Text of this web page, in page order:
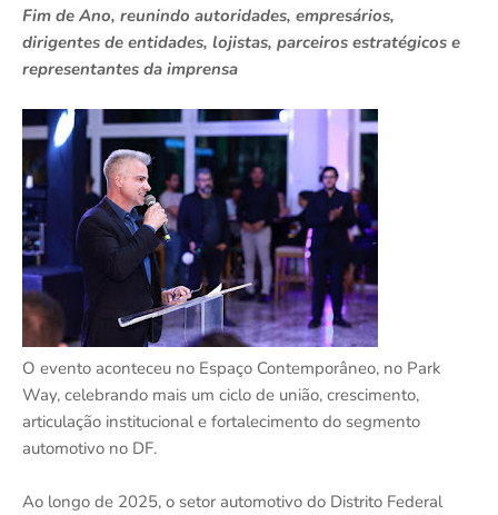
Fim de Ano, reunindo autoridades, empresários,
dirigentes de entidades, lojistas, parceiros estratégicos e
representantes da imprensa
O evento aconteceu no Espaço Contemporâneo, no Park
Way, celebrando mais um ciclo de união, crescimento,
articulação institucional e fortalecimento do segmento
automotivo no DF.
Ao longo de 2025, o setor automotivo do Distrito Federal